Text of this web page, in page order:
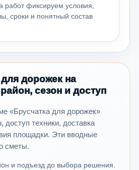
работ фиксируем условия,
сроки и понятный состав
дорожек на
сезон и доступ
«Брусчатка для дорожек»
доступ техники, доставка
площадки. Эти вводные
сметы.
и подъезд до выбора решения.